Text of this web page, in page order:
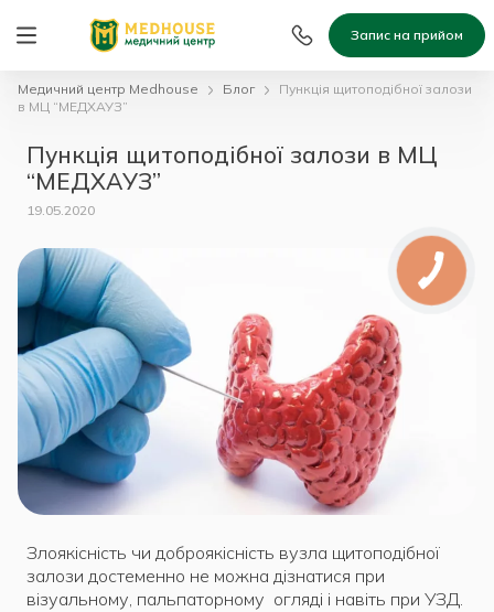
Запис на прийом
Медичний центр Medhouse Блог
Пункція щитоподібної залози
в МЦ “МЕДХАУЗ”
Пункція щитоподібної залози в МЦ
“МЕДХАУЗ”
19.05.2020
Злоякісність чи доброякісність вузла щитоподібної
залози достеменно не можна дізнатися при
візуальному, пальпаторному огляді і навіть при УЗД.